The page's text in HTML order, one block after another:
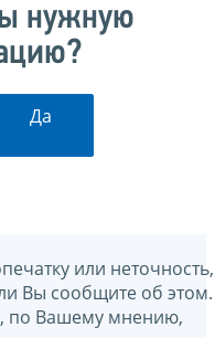
нужную
Да
или неточность,
Вы сообщите об этом.
по Вашему мнению,